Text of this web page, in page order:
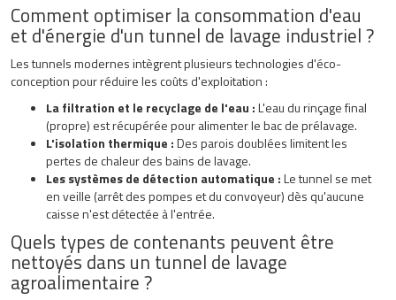
Comment optimiser la consommation d'eau
et d'énergie d'un tunnel de lavage industriel ?
Les tunnels modernes intègrent plusieurs technologies d'éco-
conception pour réduire les coûts d'exploitation :
La filtration et le recyclage de l'eau :L'eau du rinçage final
(propre) est récupérée pour alimenter le bac de prélavage.
L'isolation thermique :Des parois doublées limitent les
pertes de chaleur des bains de lavage.
Les systèmes de détection automatique :Le tunnel se met
en veille (arrêt des pompes et du convoyeur) dès qu'aucune
caisse n'est détectée à l'entrée.
Quels types de contenants peuvent être
nettoyés dans un tunnel de lavage
agroalimentaire ?